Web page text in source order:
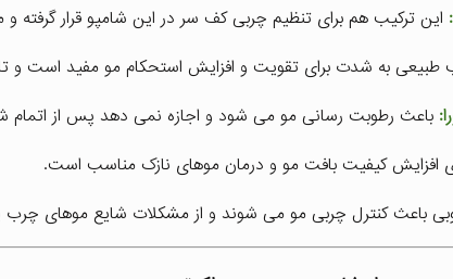
این ترکیب هم برای تنظیم چربی کف سر در این شامپو قرار گرفته و
طبیعی به شدت برای تقویت و افزایش استحکام مو مفید است و
باعث رطوبت رسانی مو می شود و اجازه نمی دهد پس از
افزایش کیفیت بافت مو و درمان موهای نازک مناسب است.
باعث کنترل چربی مو می شوند و از مشکلات شایع موهای چرب